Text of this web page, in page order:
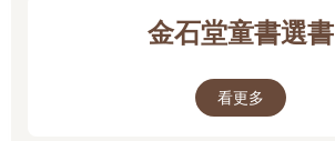
金石堂童書選書
看更多